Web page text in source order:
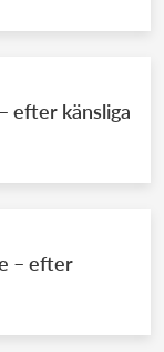
efter känsliga
– efter